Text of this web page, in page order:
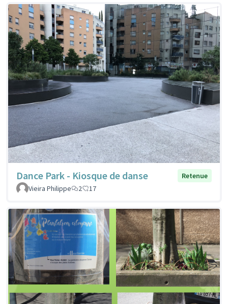
Dance Park - Kiosque de danse
Retenue
Vieira Philippe
2 17